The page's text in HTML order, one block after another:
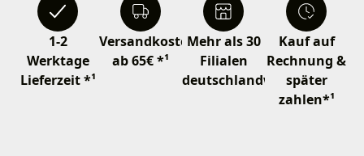
1-2
Werktage
Lieferzeit *¹
Versandkostenfrei
ab 65€ *¹
Mehr als 30
Filialen
deutschlandweit
Kauf auf
Rechnung &
später
zahlen*¹